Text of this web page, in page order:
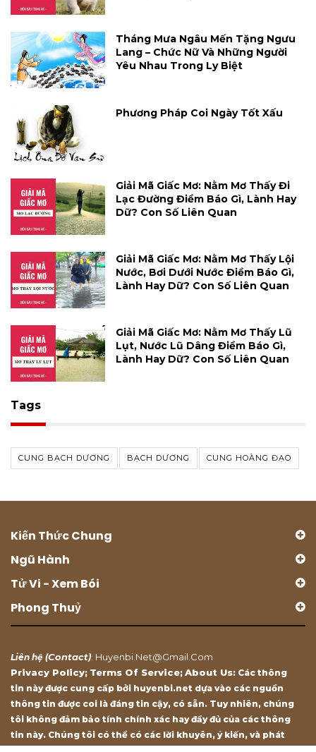
Tháng Mưa Ngâu Mến Tặng Ngưu
Lang – Chức Nữ Và Những Người
Yêu Nhau Trong Ly Biệt
Phương Pháp Coi Ngày Tốt Xấu
Giải Mã Giấc Mơ: Nằm Mơ Thấy Đi
Lạc Đường Điềm Báo Gì, Lành Hay
Dữ? Con Số Liên Quan
Giải Mã Giấc Mơ: Nằm Mơ Thấy Lội
Nước, Bơi Dưới Nước Điềm Báo Gì,
Lành Hay Dữ? Con Số Liên Quan
Giải Mã Giấc Mơ: Nằm Mơ Thấy Lũ
Lụt, Nước Lũ Dâng Điềm Báo Gì,
Lành Hay Dữ? Con Số Liên Quan
Tags
CUNG BẠCH DƯƠNG BẠCH DƯƠNG CUNG HOÀNG ĐẠO
Kiến Thức Chung
Ngũ Hành
Tử Vi - Xem Bói
Phong Thuỷ
Liên hệ (Contact): Huyenbi.net@gmail.com
Privacy Policy; Terms Of Service; About Us: Các thông
tin này được cung cấp bởi huyenbi.net dựa vào các nguồn
thông tin được coi là đáng tin cậy, có sẵn. Tuy nhiên, chúng
tôi không đảm bảo tính chính xác hay đầy đủ của các thông
tin này. Chúng tôi có thể có các lời khuyên, ý kiến, và phát